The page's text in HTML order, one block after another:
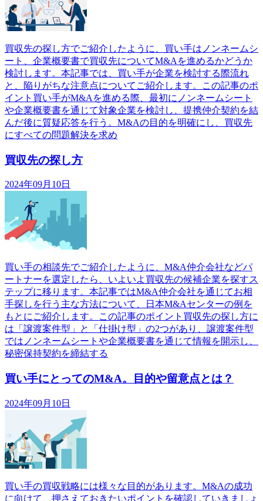
買収先の探し方でご紹介したように、買い手はノンネームシ
ート、企業概要書で買収先についてM&Aを進めるかどうか
検討します。本記事では、買い手が企業を検討する際流れ
と、陥りがちな注意点についてご紹介します。この記事のポ
イント買い手がM&Aを進める際、最初にノンネームシート
や企業概要書を通じて対象企業を検討し、提携仲介契約を結
んだ後に質疑応答を行う。M&Aの目的を明確にし、買収先
にすべての問題解決を求め
買収先の探し方
2024年09月10日
買い手の相談先でご紹介したように、M&A仲介会社などパ
ートナーを選定したら、いよいよ買収先の候補企業を探すス
テップに移ります。本記事ではM&A仲介会社を通じてお相
手探しを行う主な方法について、日本M&Aセンターの例を
もとにご紹介します。この記事のポイント買収先の探し方に
は「譲渡案件型」と「仕掛け型」の2つがあり、譲渡案件型
ではノンネームシートや企業概要書を通じて情報を開示し、
秘密保持契約を締結する
買い手にとってのM&A。目的や留意点とは？
2024年09月10日
買い手の買収戦略には様々な目的があります。M&Aの成功
に向けて、押さえておきたいポイントを確認していきましょ